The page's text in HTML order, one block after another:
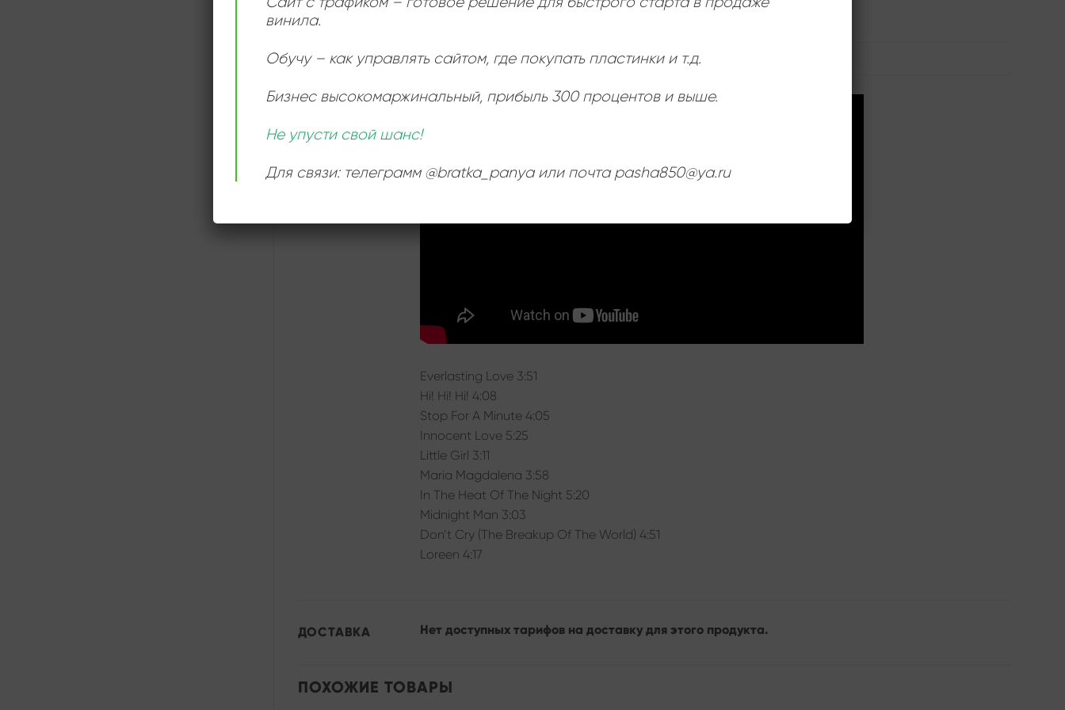
СЛУШАТЬ
Everlasting Love 3:51
Hi! Hi! Hi! 4:08
Stop For A Minute 4:05
Innocent Love 5:25
Little Girl 3:11
Maria Magdalena 3:58
In The Heat Of The Night 5:20
Midnight Man 3:03
Don’t Cry (The Breakup Of The World) 4:51
Loreen 4:17
ДОСТАВКА Нет доступных тарифов на доставку для этого продукта.
ПОХОЖИЕ ТОВАРЫ
винила.
Обучу – как управлять сайтом, где покупать пластинки и т.д.
Бизнес высокомаржинальный, прибыль 300 процентов и выше.
Не упусти свой шанс!
Для связи: телеграмм @bratka_panya или почта pasha850@ya.ru